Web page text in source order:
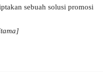
sebuah solusi promosi